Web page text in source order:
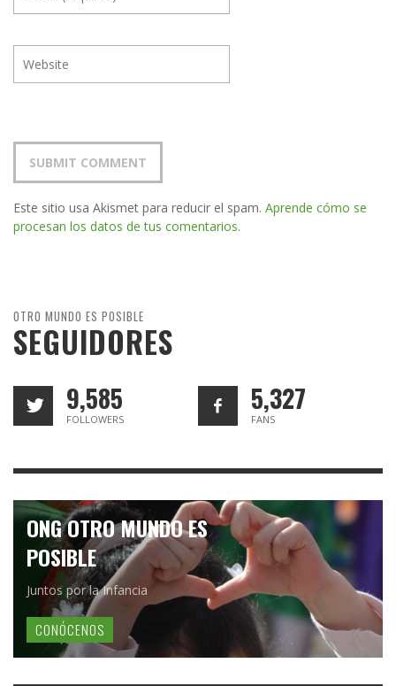
Este sitio usa Akismet para reducir el spam. Aprende cómo se
procesan los datos de tus comentarios.
OTRO MUNDO ES POSIBLE
SEGUIDORES
9,585
FOLLOWERS
5,327
FANS
ONG OTRO MUNDO ES
POSIBLE
Juntos por la Infancia
CONÓCENOS